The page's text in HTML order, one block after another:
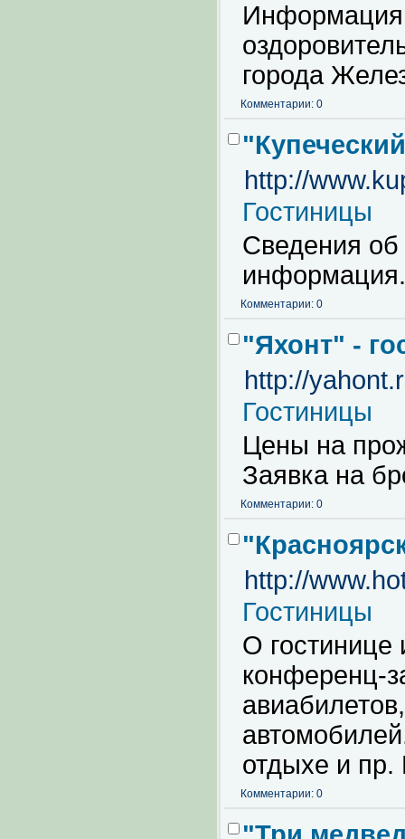
Информация
города
Комментарии: 0
http://
Гостиницы
Сведения об
информация.
Комментарии: 0
"Яхонт" -
http://
Гостиницы
Цены на
Заявка на
Комментарии: 0
http://
Гостиницы
О гостинице
конференц-
отдыхе и пр.
Комментарии: 0